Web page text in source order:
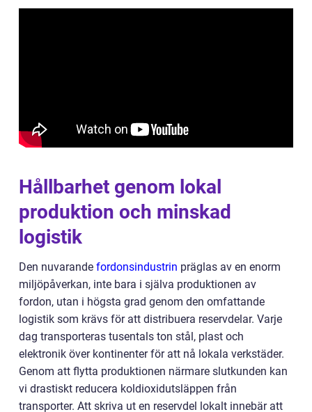
Hållbarhet genom lokal
produktion och minskad
logistik
Den nuvarande fordonsindustrin präglas av en enorm
miljöpåverkan, inte bara i själva produktionen av
fordon, utan i högsta grad genom den omfattande
logistik som krävs för att distribuera reservdelar. Varje
dag transporteras tusentals ton stål, plast och
elektronik över kontinenter för att nå lokala verkstäder.
Genom att flytta produktionen närmare slutkunden kan
vi drastiskt reducera koldioxidutsläppen från
transporter. Att skriva ut en reservdel lokalt innebär att